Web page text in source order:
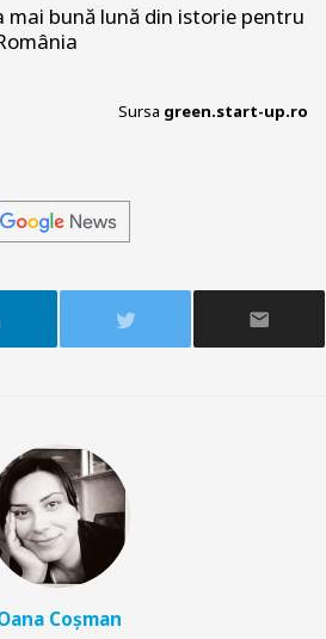
mai bună lună din istorie pentru
Sursa green.start-up.ro
Coșman